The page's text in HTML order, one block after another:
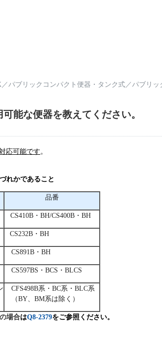
／パブリックコンパクト便器・タンク式／パブリッ
能な便器を教えてください。
応可能です。
れかであること
品番
CS410B・BH/CS400B・BH
CS232B・BH
CS891B・BH
CS597BS・BCS・BLCS
CFS498B系・BC系・BLC系
（BY、BM系は除く）
場合はQ8-2379をご参照ください。